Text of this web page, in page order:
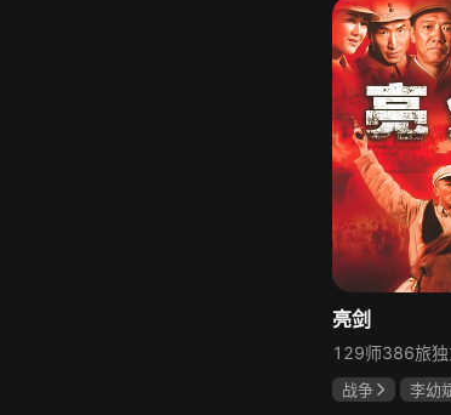
亮剑
战争
李幼